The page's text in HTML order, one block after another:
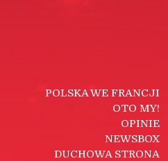
POLSKA WE FRANCJI
OTO MY!
OPINIE
NEWSBOX
DUCHOWA STRONA